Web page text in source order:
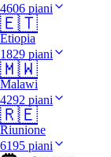
4606 piani
🇪🇹
Etiopia
1829 piani
🇲🇼
Malawi
4292 piani
🇷🇪
Riunione
6195 piani